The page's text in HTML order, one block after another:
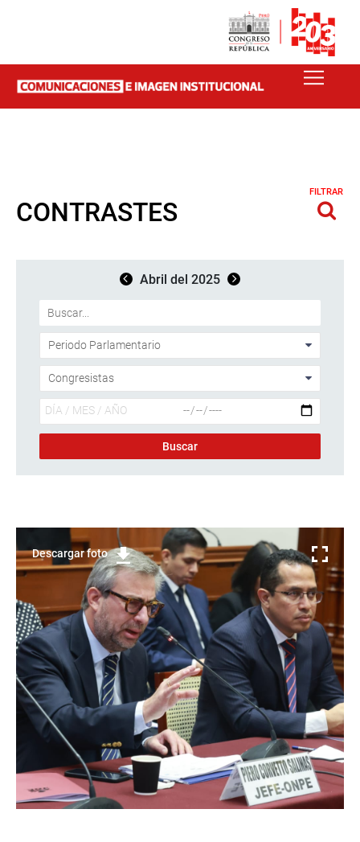
CONTRASTES
FILTRAR
Abril del 2025
Descargar foto